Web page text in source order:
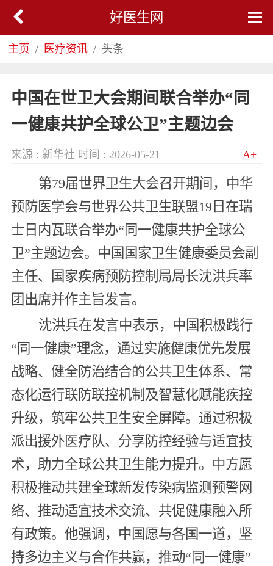
好医生网
主页 医疗资讯 头条
中国在世卫大会期间联合举办“同
一健康共护全球公卫”主题边会
来源 : 新华社 时间 : 2026-05-21 A+
第79届世界卫生大会召开期间，中华
预防医学会与世界公共卫生联盟19日在瑞
士日内瓦联合举办“同一健康共护全球公
卫”主题边会。中国国家卫生健康委员会副
主任、国家疾病预防控制局局长沈洪兵率
团出席并作主旨发言。
沈洪兵在发言中表示，中国积极践行
“同一健康”理念，通过实施健康优先发展
战略、健全防治结合的公共卫生体系、常
态化运行联防联控机制及智慧化赋能疾控
升级，筑牢公共卫生安全屏障。通过积极
派出援外医疗队、分享防控经验与适宜技
术，助力全球公共卫生能力提升。中方愿
积极推动共建全球新发传染病监测预警网
络、推动适宜技术交流、共促健康融入所
有政策。他强调，中国愿与各国一道，坚
持多边主义与合作共赢，推动“同一健康”